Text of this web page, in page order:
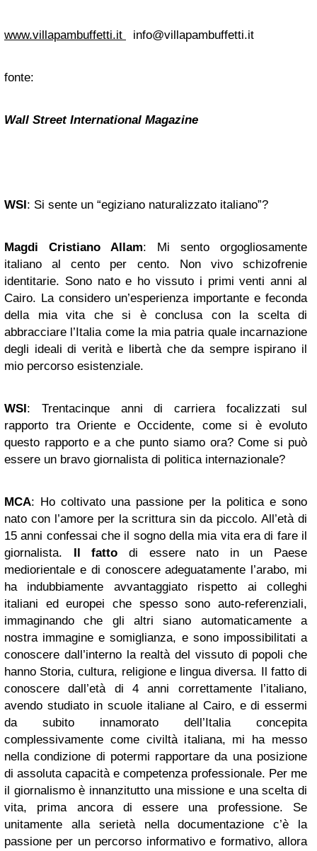
www.villapambuffetti.it info@villapambuffetti.it
fonte:
Wall Street International Magazine
WSI: Si sente un “egiziano naturalizzato italiano”?
Magdi Cristiano Allam: Mi sento orgogliosamente
italiano al cento per cento. Non vivo schizofrenie
identitarie. Sono nato e ho vissuto i primi venti anni al
Cairo. La considero un’esperienza importante e feconda
della mia vita che si è conclusa con la scelta di
abbracciare l’Italia come la mia patria quale incarnazione
degli ideali di verità e libertà che da sempre ispirano il
mio percorso esistenziale.
WSI: Trentacinque anni di carriera focalizzati sul
rapporto tra Oriente e Occidente, come si è evoluto
questo rapporto e a che punto siamo ora? Come si può
essere un bravo giornalista di politica internazionale?
MCA: Ho coltivato una passione per la politica e sono
nato con l’amore per la scrittura sin da piccolo. All’età di
15 anni confessai che il sogno della mia vita era di fare il
giornalista. Il fatto di essere nato in un Paese
mediorientale e di conoscere adeguatamente l’arabo, mi
ha indubbiamente avvantaggiato rispetto ai colleghi
italiani ed europei che spesso sono auto-referenziali,
immaginando che gli altri siano automaticamente a
nostra immagine e somiglianza, e sono impossibilitati a
conoscere dall’interno la realtà del vissuto di popoli che
hanno Storia, cultura, religione e lingua diversa. Il fatto di
conoscere dall’età di 4 anni correttamente l’italiano,
avendo studiato in scuole italiane al Cairo, e di essermi
da subito innamorato dell’Italia concepita
complessivamente come civiltà italiana, mi ha messo
nella condizione di potermi rapportare da una posizione
di assoluta capacità e competenza professionale. Per me
il giornalismo è innanzitutto una missione e una scelta di
vita, prima ancora di essere una professione. Se
unitamente alla serietà nella documentazione c’è la
passione per un percorso informativo e formativo, allora